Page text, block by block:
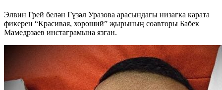
Элвин Грей белән Гүзәл Уразова арасындагы низагка карата
фикерен “Красивая, хороший” җырының соавторы Бабек
Мамедрзаев инстаграмына язган.